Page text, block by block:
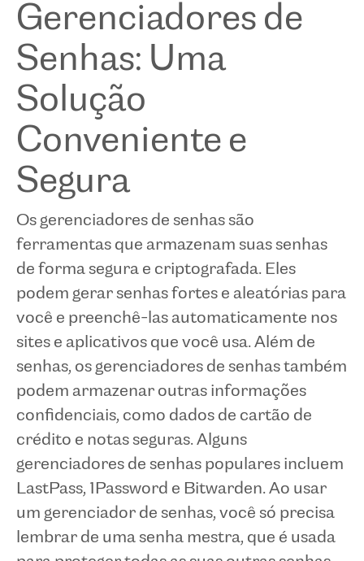
Gerenciadores de
Senhas: Uma
Solução
Conveniente e
Segura
Os gerenciadores de senhas são
ferramentas que armazenam suas senhas
de forma segura e criptografada. Eles
podem gerar senhas fortes e aleatórias para
você e preenchê-las automaticamente nos
sites e aplicativos que você usa. Além de
senhas, os gerenciadores de senhas também
podem armazenar outras informações
confidenciais, como dados de cartão de
crédito e notas seguras. Alguns
gerenciadores de senhas populares incluem
LastPass, 1Password e Bitwarden. Ao usar
um gerenciador de senhas, você só precisa
lembrar de uma senha mestra, que é usada